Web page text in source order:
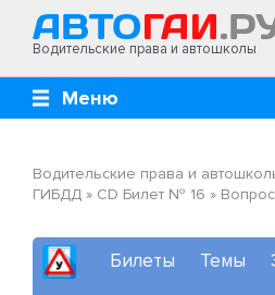
Водительские права и автошколы
Меню
Водительские права и
ГИБДД » CD Билет № 16 »
Билеты Темы